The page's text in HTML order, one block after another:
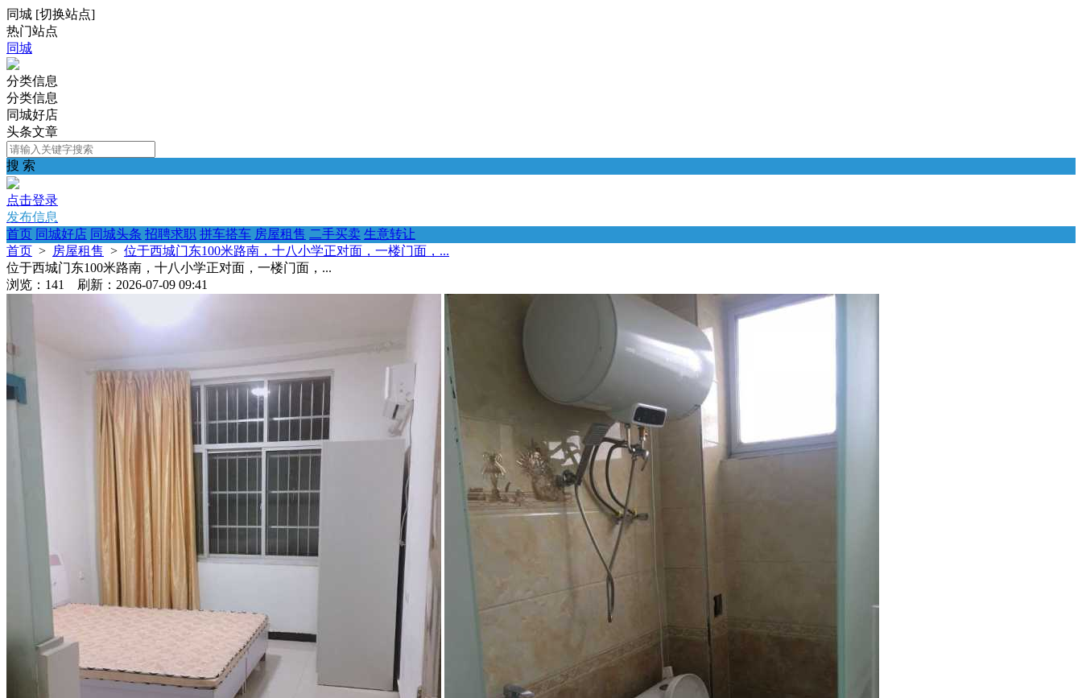
同城 [切换站点]
热门站点
同城
分类信息
分类信息
同城好店
头条文章
搜 索
点击登录
发布信息
首页 同城好店 同城头条 招聘求职 拼车搭车 房屋租售 二手买卖 生意转让
首页 > 房屋租售 > 位于西城门东100米路南，十八小学正对面，一楼门面，...
位于西城门东100米路南，十八小学正对面，一楼门面，...
浏览：141 刷新：2026-07-09 09:41